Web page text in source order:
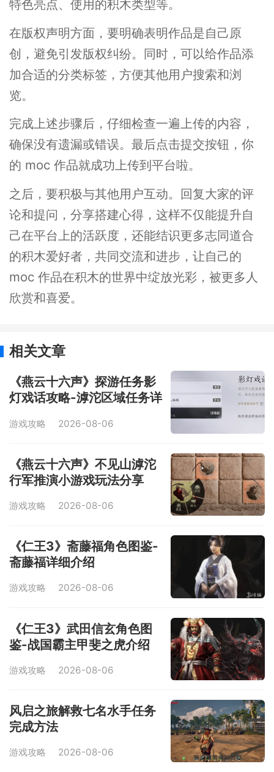
特色亮点、使用的积木类型等。
在版权声明方面，要明确表明作品是自己原
创，避免引发版权纠纷。同时，可以给作品添
加合适的分类标签，方便其他用户搜索和浏
览。
完成上述步骤后，仔细检查一遍上传的内容，
确保没有遗漏或错误。最后点击提交按钮，你
的 moc 作品就成功上传到平台啦。
之后，要积极与其他用户互动。回复大家的评
论和提问，分享搭建心得，这样不仅能提升自
己在平台上的活跃度，还能结识更多志同道合
的积木爱好者，共同交流和进步，让自己的
moc 作品在积木的世界中绽放光彩，被更多人
欣赏和喜爱。
相关文章
《燕云十六声》探游任务影
灯戏话攻略-滹沱区域任务详
游戏攻略 2026-08-06
《燕云十六声》不见山滹沱
行军推演小游戏玩法分享
游戏攻略 2026-08-06
《仁王3》斋藤福角色图鉴-
斋藤福详细介绍
游戏攻略 2026-08-06
《仁王3》武田信玄角色图
鉴-战国霸主甲斐之虎介绍
游戏攻略 2026-08-06
风启之旅解救七名水手任务
完成方法
游戏攻略 2026-08-06